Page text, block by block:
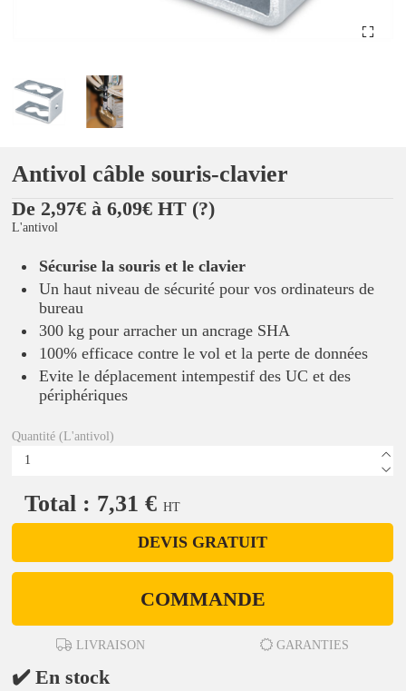
Antivol câble souris-clavier
De 2,97€ à 6,09€ HT (?)
L'antivol
Sécurise la souris et le clavier
Un haut niveau de sécurité pour vos ordinateurs de
bureau
300 kg pour arracher un ancrage SHA
100% efficace contre le vol et la perte de données
Evite le déplacement intempestif des UC et des
périphériques
Quantité (L'antivol)
Total : 7,31 € HT
DEVIS GRATUIT
COMMANDE
LIVRAISON GARANTIES
✔️ En stock